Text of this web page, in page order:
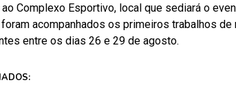
Complexo Esportivo, local que sediará o
foram acompanhados os primeiros trabalhos
entre os dias 26 e 29 de agosto.